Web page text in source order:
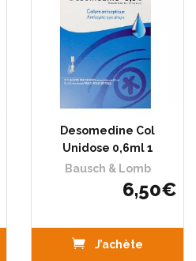
Desomedine Col
Unidose 0,6ml 1
Bausch & Lomb
6,50€
J’achète